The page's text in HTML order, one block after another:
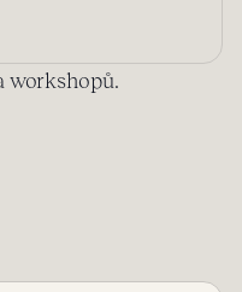
workshopů.